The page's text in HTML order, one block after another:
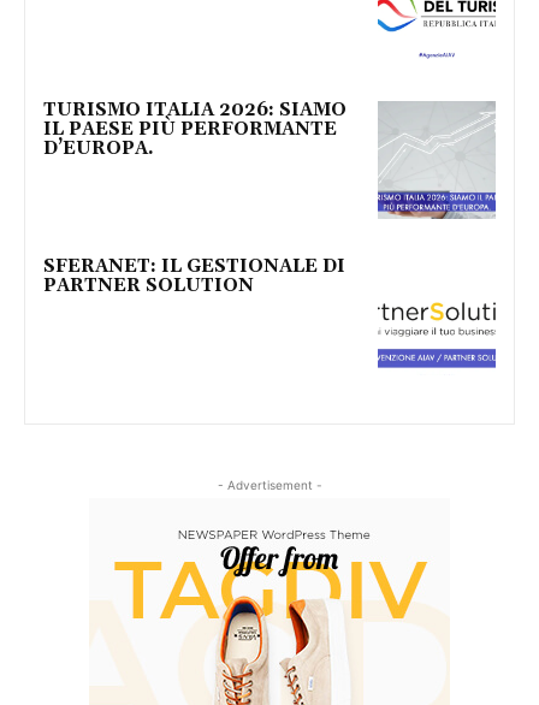
TURISMO ITALIA 2026: SIAMO
IL PAESE PIÙ PERFORMANTE
D’EUROPA.
SFERANET: IL GESTIONALE DI
PARTNER SOLUTION
- Advertisement -